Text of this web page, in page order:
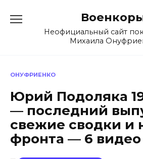
содержаниюНеофициальный сайт
Михаила
ОНУФРИЕНКО
Юрий Подоляка
— последний
свежие сводки и
фронта — 6 видео